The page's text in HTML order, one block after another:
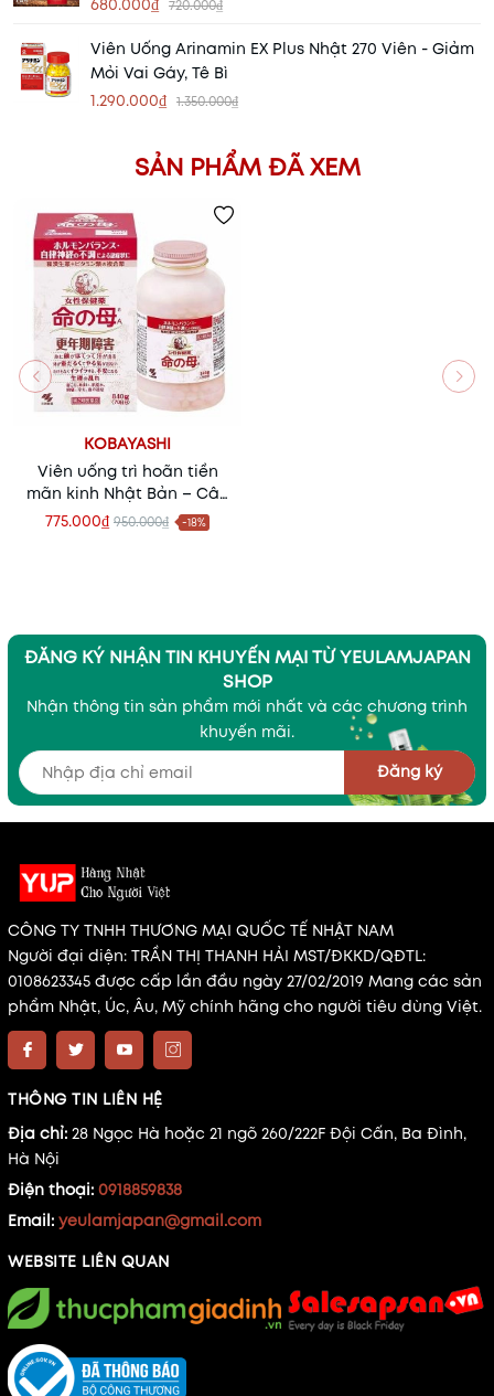
720.000₫
Viên Uống Arinamin EX Plus Nhật 270 Viên - Giảm
Mỏi Vai Gáy, Tê Bì
1.290.000₫ 1.350.000₫
SẢN PHẨM ĐÃ XEM
KOBAYASHI
Viên uống trì hoãn tiền
mãn kinh Nhật Bản – Cân
bằng nội tiết, kéo dài tuổi
775.000₫ 950.000₫ -18%
ĐĂNG KÝ NHẬN TIN KHUYẾN MẠI TỪ YEULAMJAPAN
SHOP
Nhận thông tin sản phẩm mới nhất và các chương trình
khuyến mãi.
Đăng ký
CÔNG TY TNHH THƯƠNG MẠI QUỐC TẾ NHẬT NAM
Người đại diện: TRẦN THỊ THANH HẢI MST/ĐKKD/QĐTL:
0108623345 được cấp lần đầu ngày 27/02/2019 Mang các sản
phẩm Nhật, Úc, Âu, Mỹ chính hãng cho người tiêu dùng Việt.
THÔNG TIN LIÊN HỆ
Địa chỉ: 28 Ngọc Hà hoặc 21 ngõ 260/222F Đội Cấn, Ba Đình,
Hà Nội
Điện thoại: 0918859838
Email: yeulamjapan@gmail.com
WEBSITE LIÊN QUAN